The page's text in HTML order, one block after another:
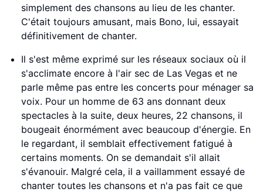
simplement des chansons au lieu de les chanter.
C'était toujours amusant, mais Bono, lui, essayait
définitivement de chanter.
Il s'est même exprimé sur les réseaux sociaux où il
s'acclimate encore à l'air sec de Las Vegas et ne
parle même pas entre les concerts pour ménager sa
voix. Pour un homme de 63 ans donnant deux
spectacles à la suite, deux heures, 22 chansons, il
bougeait énormément avec beaucoup d'énergie. En
le regardant, il semblait effectivement fatigué à
certains moments. On se demandait s'il allait
s'évanouir. Malgré cela, il a vaillamment essayé de
chanter toutes les chansons et n'a pas fait ce que